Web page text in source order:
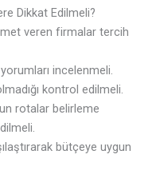
Dikkat Edilmeli?
veren firmalar tercih
incelenmeli.
kontrol edilmeli.
rotalar belirleme
bütçeye uygun